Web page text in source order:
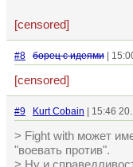
[censored]
#8 борец с идеями |
[censored]
#9 Kurt Cobain | 15:46
> Fight with может
"воевать против".